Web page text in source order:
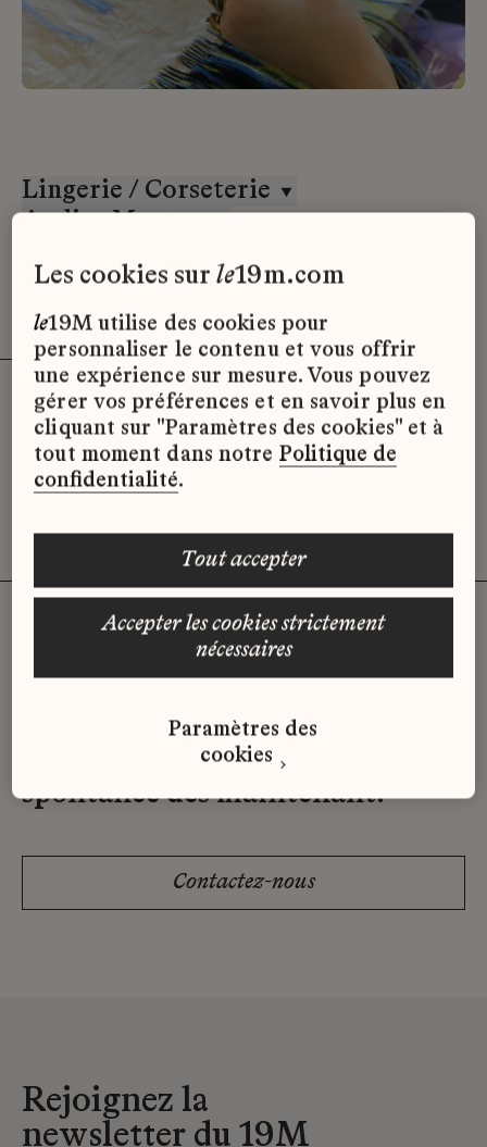
Lingerie / Corseterie
Atelier Montex
Désolé, il semble qu’il n’y ait pas
d’offres d’emploi disponibles pour le
moment.
Vous n'avez pas trouvé d'offre
qui correspond à votre profil ?
Envoyez-nous votre candidature
spontanée dès maintenant.
Contactez-nous
Rejoignez la
newsletter du 19M
les cookies surle19m.com
le19M utilise des cookies pour
personnaliser le contenu et vous offrir
une expérience sur mesure. Vous pouvez
gérer vos préférences et en savoir plus en
cliquant sur "Paramètres des cookies" et à
tout moment dans notre Politique de
confidentialité.
accepter les cookies strictement
nécessaires
tout accepter
Paramètres des
cookies